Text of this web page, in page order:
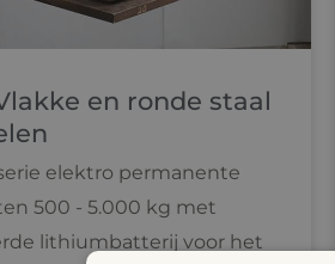
en ronde staal
elektro permanente
500 - 5.000 kg met
lithiumbatterij voor het